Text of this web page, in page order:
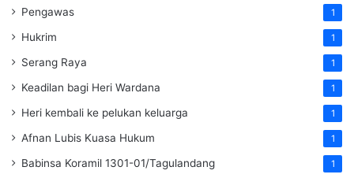
Pengawas 1
Hukrim 1
Serang Raya 1
Keadilan bagi Heri Wardana 1
Heri kembali ke pelukan keluarga 1
Afnan Lubis Kuasa Hukum 1
Babinsa Koramil 1301-01/Tagulandang 1